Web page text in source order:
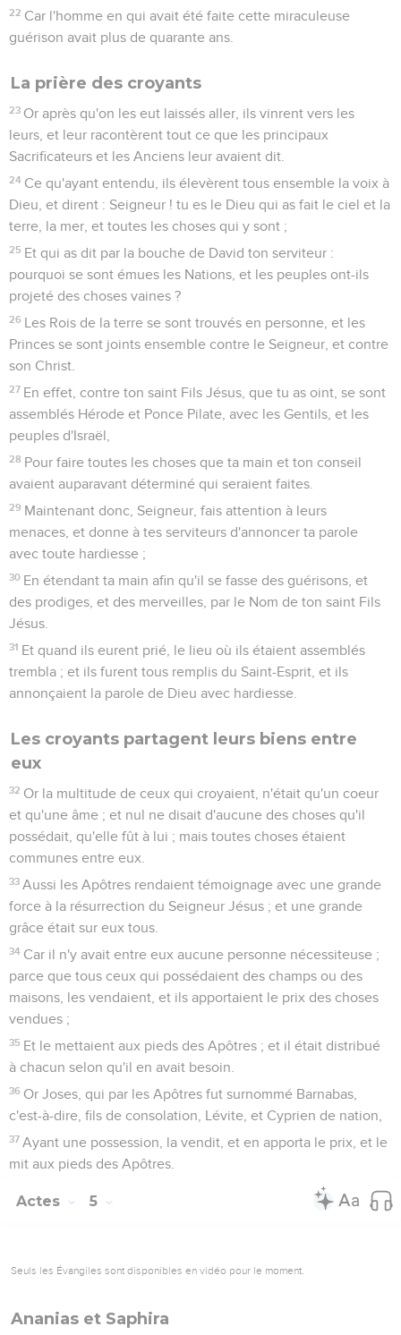
22 Car l'homme en qui avait été faite cette miraculeuse
guérison avait plus de quarante ans.
La prière des croyants
23 Or après qu'on les eut laissés aller, ils vinrent vers les
leurs, et leur racontèrent tout ce que les principaux
Sacrificateurs et les Anciens leur avaient dit.
24 Ce qu'ayant entendu, ils élevèrent tous ensemble la voix à
Dieu, et dirent : Seigneur ! tu es le Dieu qui as fait le ciel et la
terre, la mer, et toutes les choses qui y sont ;
25 Et qui as dit par la bouche de David ton serviteur :
pourquoi se sont émues les Nations, et les peuples ont-ils
projeté des choses vaines ?
26 Les Rois de la terre se sont trouvés en personne, et les
Princes se sont joints ensemble contre le Seigneur, et contre
son Christ.
27 En effet, contre ton saint Fils Jésus, que tu as oint, se sont
assemblés Hérode et Ponce Pilate, avec les Gentils, et les
peuples d'Israël,
28 Pour faire toutes les choses que ta main et ton conseil
avaient auparavant déterminé qui seraient faites.
29 Maintenant donc, Seigneur, fais attention à leurs
menaces, et donne à tes serviteurs d'annoncer ta parole
avec toute hardiesse ;
30 En étendant ta main afin qu'il se fasse des guérisons, et
des prodiges, et des merveilles, par le Nom de ton saint Fils
Jésus.
31 Et quand ils eurent prié, le lieu où ils étaient assemblés
trembla ; et ils furent tous remplis du Saint-Esprit, et ils
annonçaient la parole de Dieu avec hardiesse.
Les croyants partagent leurs biens entre
eux
32 Or la multitude de ceux qui croyaient, n'était qu'un coeur
et qu'une âme ; et nul ne disait d'aucune des choses qu'il
possédait, qu'elle fût à lui ; mais toutes choses étaient
communes entre eux.
33 Aussi les Apôtres rendaient témoignage avec une grande
force à la résurrection du Seigneur Jésus ; et une grande
grâce était sur eux tous.
34 Car il n'y avait entre eux aucune personne nécessiteuse ;
parce que tous ceux qui possédaient des champs ou des
maisons, les vendaient, et ils apportaient le prix des choses
vendues ;
35 Et le mettaient aux pieds des Apôtres ; et il était distribué
à chacun selon qu'il en avait besoin.
36 Or Joses, qui par les Apôtres fut surnommé Barnabas,
c'est-à-dire, fils de consolation, Lévite, et Cyprien de nation,
37 Ayant une possession, la vendit, et en apporta le prix, et le
mit aux pieds des Apôtres.
Actes 5
Seuls les Évangiles sont disponibles en vidéo pour le moment.
Ananias et Saphira